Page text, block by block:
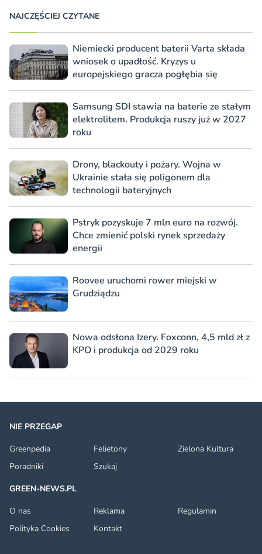
NAJCZĘŚCIEJ CZYTANE
Niemiecki producent baterii Varta składa
wniosek o upadłość. Kryzys u
europejskiego gracza pogłębia się
Samsung SDI stawia na baterie ze stałym
elektrolitem. Produkcja ruszy już w 2027
roku
Drony, blackouty i pożary. Wojna w
Ukrainie stała się poligonem dla
technologii bateryjnych
Pstryk pozyskuje 7 mln euro na rozwój.
Chce zmienić polski rynek sprzedaży
energii
Roovee uruchomi rower miejski w
Grudziądzu
Nowa odsłona Izery. Foxconn, 4,5 mld zł z
KPO i produkcja od 2029 roku
NIE PRZEGAP
Greenpedia
Felietony
Zielona Kultura
Poradniki
Szukaj
GREEN-NEWS.PL
O nas
Reklama
Regulamin
Polityka Cookies
Kontakt